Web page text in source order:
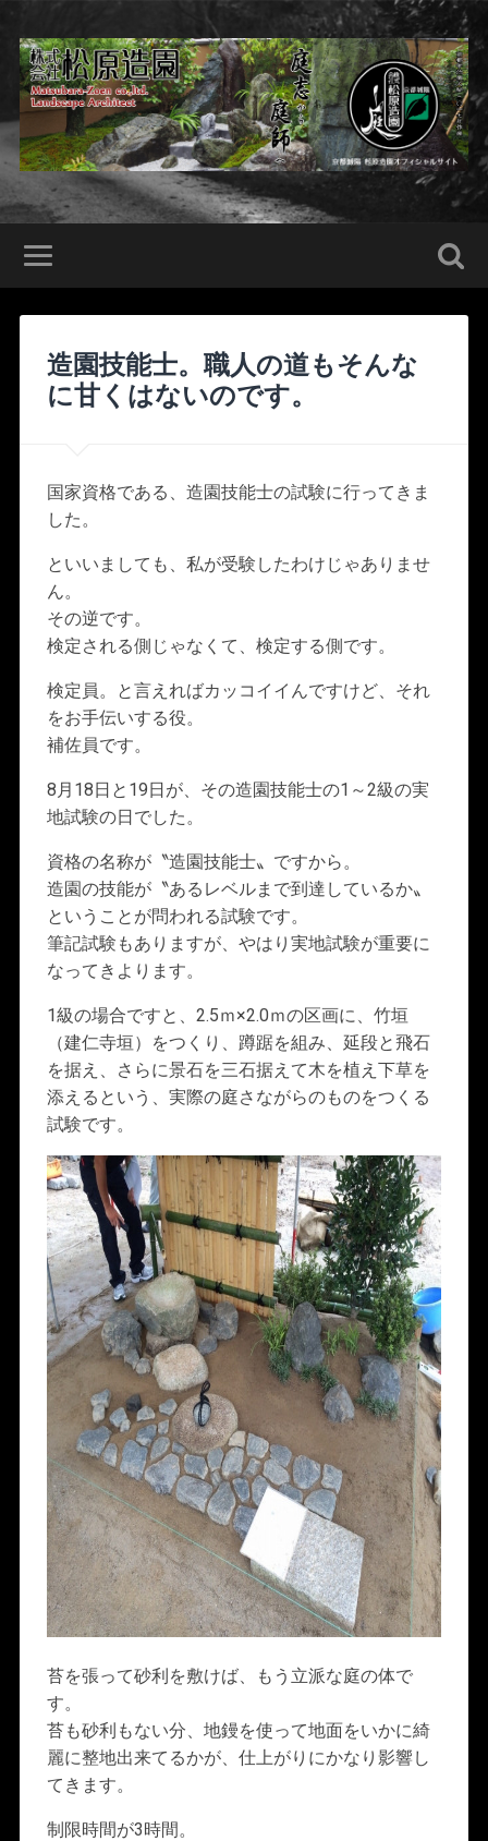
造園技能士。職人の道もそんな
に甘くはないのです。
国家資格である、造園技能士の試験に行ってきま
した。
といいましても、私が受験したわけじゃありませ
ん。
その逆です。
検定される側じゃなくて、検定する側です。
検定員。と言えればカッコイイんですけど、それ
をお手伝いする役。
補佐員です。
8月18日と19日が、その造園技能士の1～2級の実
地試験の日でした。
資格の名称が〝造園技能士〟ですから。
造園の技能が〝あるレベルまで到達しているか〟
ということが問われる試験です。
筆記試験もありますが、やはり実地試験が重要に
なってきよります。
1級の場合ですと、2.5ｍ×2.0ｍの区画に、竹垣
（建仁寺垣）をつくり、蹲踞を組み、延段と飛石
を据え、さらに景石を三石据えて木を植え下草を
添えるという、実際の庭さながらのものをつくる
試験です。
苔を張って砂利を敷けば、もう立派な庭の体で
す。
苔も砂利もない分、地鏝を使って地面をいかに綺
麗に整地出来てるかが、仕上がりにかなり影響し
てきます。
制限時間が3時間。